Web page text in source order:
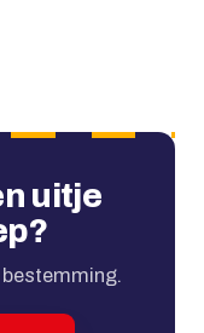
uitje
bestemming.